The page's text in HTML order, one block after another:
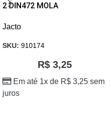
2 DIN472 MOLA
Jacto
SKU: 910174
R$ 3,25
Em até 1x de R$ 3,25 sem
juros